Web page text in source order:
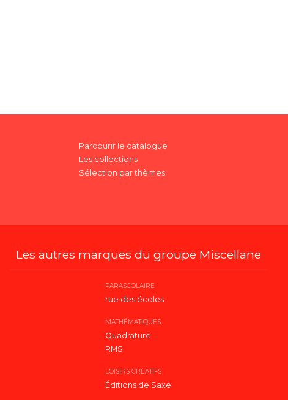
Parcourir le catalogue
Les collections
Sélection par thèmes
Les autres marques du groupe Miscellane
PARASCOLAIRE
rue des écoles
MATHÉMATIQUES
Quadrature
RMS
LOISIRS CRÉATIFS
Éditions de Saxe